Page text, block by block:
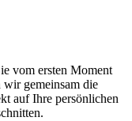
vom ersten Moment
gemeinsam die
auf Ihre persönlichen